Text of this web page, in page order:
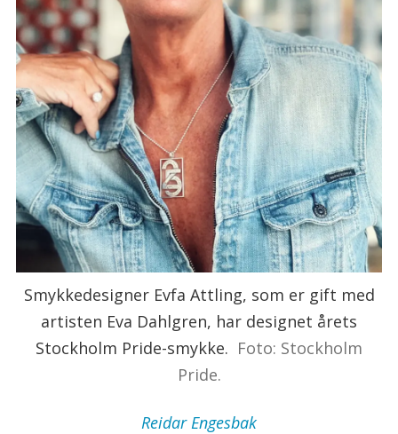
Smykkedesigner Evfa Attling, som er gift med
artisten Eva Dahlgren, har designet årets
Stockholm Pride-smykke. Foto: Stockholm
Pride.
Reidar Engesbak